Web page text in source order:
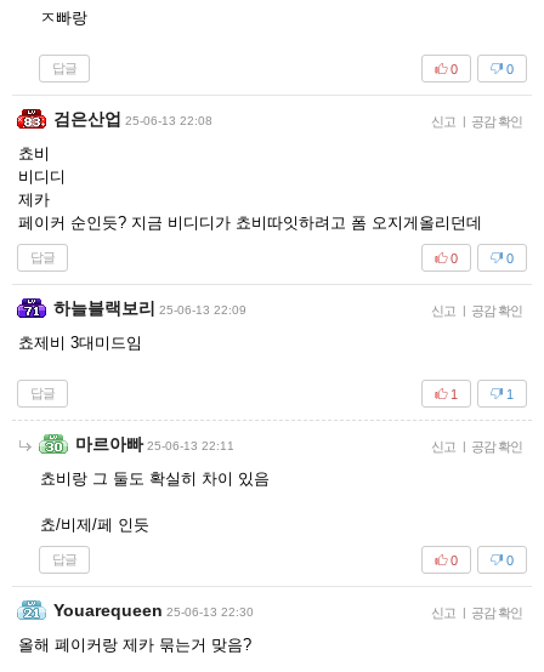
ㅈ빠랑
답글 0
0
검은산업 25-06-13 22:08 신고 | 공감 확인
쵸비
비디디
제카
페이커 순인듯? 지금 비디디가 쵸비따잇하려고 폼 오지게올리던데
답글 0
0
하늘블랙보리 25-06-13 22:09 신고 | 공감 확인
쵸제비 3대미드임
답글 1
1
마르아빠 25-06-13 22:11 신고 | 공감 확인
쵸비랑 그 둘도 확실히 차이 있음
쵸/비제/페 인듯
답글 0
0
Youarequeen 25-06-13 22:30 신고 | 공감 확인
올해 폐이커랑 제카 묶는거 맞음?